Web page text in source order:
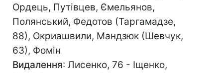
Ордець, Путівцев, Ємельянов,
Полянський, Федотов (Таргамадзе,
88), Окриашвили, Мандзюк (Шевчук,
63), Фомін
Видалення: Лисенко, 76 - Іщенко,